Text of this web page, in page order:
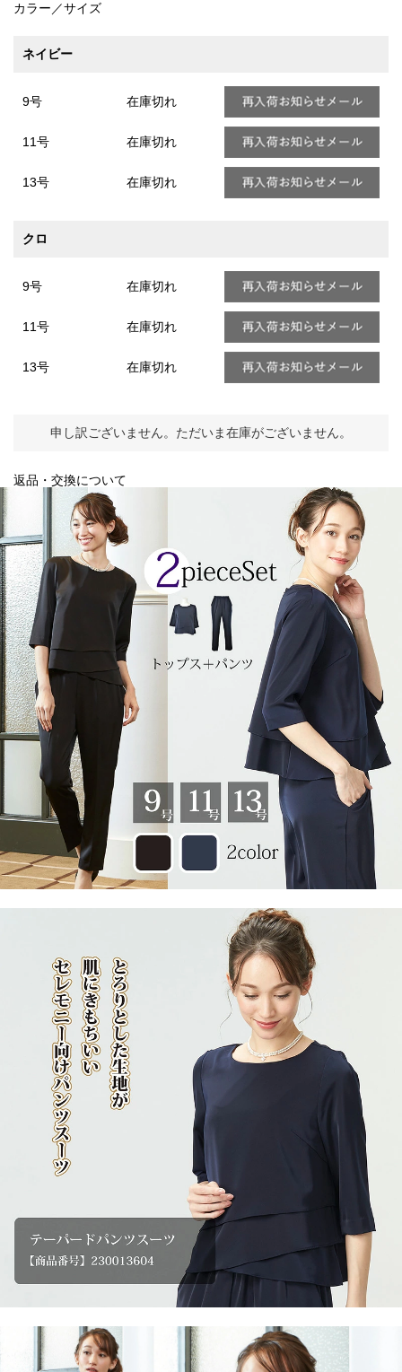
カラー／サイズ
ネイビー
9号 在庫切れ
11号 在庫切れ
13号 在庫切れ
クロ
9号 在庫切れ
11号 在庫切れ
13号 在庫切れ
申し訳ございません。ただいま在庫がございません。
返品・交換について